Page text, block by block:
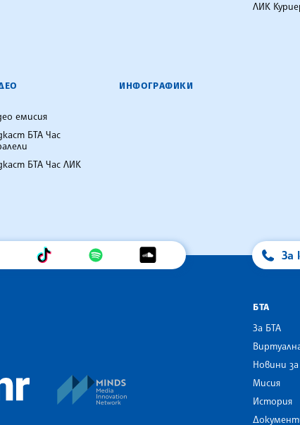
ЛИК
емисия
БТА Час
БТА Час ЛИК
ИНФОГРАФИКИ
За
Southeast Europe
of News Agencies
European Newsroom MINDS Media Innovation Network
БТА
За БТА
Новини
Мисия
История